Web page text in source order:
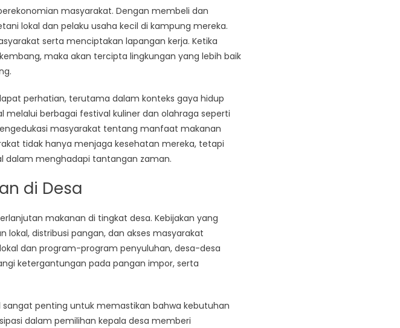
masyarakat. Dengan membeli dan
lokal dan pelaku usaha kecil di kampung mereka.
serta menciptakan lapangan kerja. Ketika
maka akan tercipta lingkungan yang lebih baik
perhatian, terutama dalam konteks gaya hidup
melalui berbagai festival kuliner dan olahraga seperti
masyarakat tentang manfaat makanan
tidak hanya menjaga kesehatan mereka, tetapi
dalam menghadapi tantangan zaman.
di Desa
makanan di tingkat desa. Kebijakan yang
distribusi pangan, dan akses masyarakat
dan program-program penyuluhan, desa-desa
ketergantungan pada pangan impor, serta
penting untuk memastikan bahwa kebutuhan
dalam pemilihan kepala desa memberi